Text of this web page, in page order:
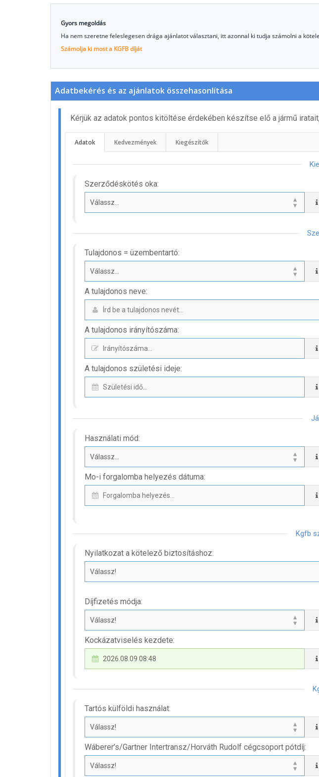
Gyors megoldás
Ha nem szeretne feleslegesen drága ajánlatot választani, itt azonnal ki tudja számolni a
Számolja ki most a KGFB díját